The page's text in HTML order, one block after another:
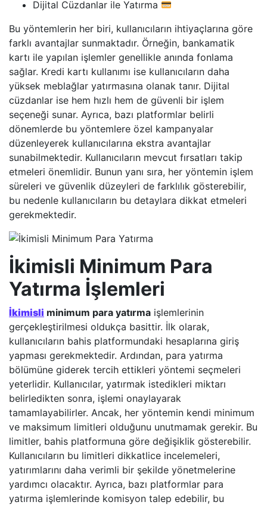
Dijital Cüzdanlar ile Yatırma
Bu yöntemlerin her biri, kullanıcıların ihtiyaçlarına göre
farklı avantajlar sunmaktadır. Örneğin, bankamatik
kartı ile yapılan işlemler genellikle anında fonlama
sağlar. Kredi kartı kullanımı ise kullanıcıların daha
yüksek meblağlar yatırmasına olanak tanır. Dijital
cüzdanlar ise hem hızlı hem de güvenli bir işlem
seçeneği sunar. Ayrıca, bazı platformlar belirli
dönemlerde bu yöntemlere özel kampanyalar
düzenleyerek kullanıcılarına ekstra avantajlar
sunabilmektedir. Kullanıcıların mevcut fırsatları takip
etmeleri önemlidir. Bunun yanı sıra, her yöntemin işlem
süreleri ve güvenlik düzeyleri de farklılık gösterebilir,
bu nedenle kullanıcıların bu detaylara dikkat etmeleri
gerekmektedir.
İkimisli Minimum Para
Yatırma İşlemleri
İkimisli minimum para yatırma işlemlerinin
gerçekleştirilmesi oldukça basittir. İlk olarak,
kullanıcıların bahis platformundaki hesaplarına giriş
yapması gerekmektedir. Ardından, para yatırma
bölümüne giderek tercih ettikleri yöntemi seçmeleri
yeterlidir. Kullanıcılar, yatırmak istedikleri miktarı
belirledikten sonra, işlemi onaylayarak
tamamlayabilirler. Ancak, her yöntemin kendi minimum
ve maksimum limitleri olduğunu unutmamak gerekir. Bu
limitler, bahis platformuna göre değişiklik gösterebilir.
Kullanıcıların bu limitleri dikkatlice incelemeleri,
yatırımlarını daha verimli bir şekilde yönetmelerine
yardımcı olacaktır. Ayrıca, bazı platformlar para
yatırma işlemlerinde komisyon talep edebilir, bu